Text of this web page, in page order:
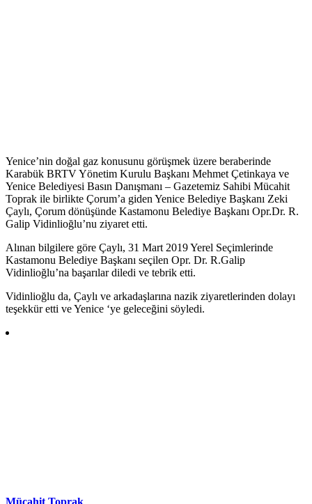
Yenice’nin doğal gaz konusunu görüşmek üzere beraberinde
Karabük BRTV Yönetim Kurulu Başkanı Mehmet Çetinkaya ve
Yenice Belediyesi Basın Danışmanı – Gazetemiz Sahibi Mücahit
Toprak ile birlikte Çorum’a giden Yenice Belediye Başkanı Zeki
Çaylı, Çorum dönüşünde Kastamonu Belediye Başkanı Opr.Dr. R.
Galip Vidinlioğlu’nu ziyaret etti.
Alınan bilgilere göre Çaylı, 31 Mart 2019 Yerel Seçimlerinde
Kastamonu Belediye Başkanı seçilen Opr. Dr. R.Galip
Vidinlioğlu’na başarılar diledi ve tebrik etti.
Vidinlioğlu da, Çaylı ve arkadaşlarına nazik ziyaretlerinden dolayı
teşekkür etti ve Yenice ‘ye geleceğini söyledi.
Mücahit Toprak